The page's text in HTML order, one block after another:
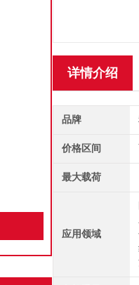
详情介绍
品牌
价格区间
最大载荷
应用领域